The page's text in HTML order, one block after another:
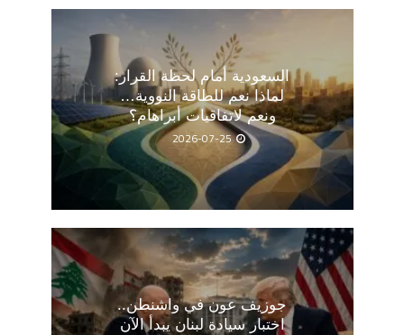
السعودية أمام لحظة القرار:
لماذا نعم للطاقة النووية…
ونعم لاتفاقيات أبراهام؟
2026-07-25
جوزيف عون في واشنطن..
اختبار سيادة لبنان يبدأ الآن